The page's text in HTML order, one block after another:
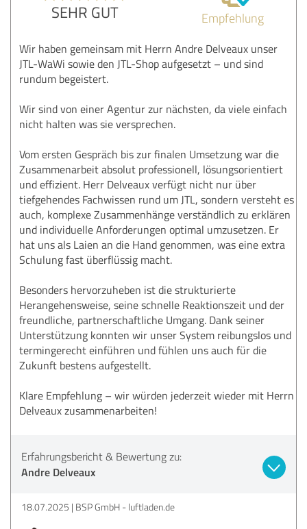
SEHR GUT Empfehlung
Wir haben gemeinsam mit Herrn Andre Delveaux unser
JTL-WaWi sowie den JTL-Shop aufgesetzt – und sind
rundum begeistert.
Wir sind von einer Agentur zur nächsten, da viele einfach
nicht halten was sie versprechen.
Vom ersten Gespräch bis zur finalen Umsetzung war die
Zusammenarbeit absolut professionell, lösungsorientiert
und effizient. Herr Delveaux verfügt nicht nur über
tiefgehendes Fachwissen rund um JTL, sondern versteht es
auch, komplexe Zusammenhänge verständlich zu erklären
und individuelle Anforderungen optimal umzusetzen. Er
hat uns als Laien an die Hand genommen, was eine extra
Schulung fast überflüssig macht.
Besonders hervorzuheben ist die strukturierte
Herangehensweise, seine schnelle Reaktionszeit und der
freundliche, partnerschaftliche Umgang. Dank seiner
Unterstützung konnten wir unser System reibungslos und
termingerecht einführen und fühlen uns auch für die
Zukunft bestens aufgestellt.
Klare Empfehlung – wir würden jederzeit wieder mit Herrn
Delveaux zusammenarbeiten!
Erfahrungsbericht & Bewertung zu:
Andre Delveaux
18.07.2025 BSP GmbH - luftladen.de